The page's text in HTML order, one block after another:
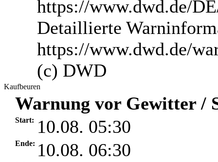
https://www.dwd.de/
Detaillierte
https://www.dwd.de/
(c) DWD
Kaufbeuren
Warnung vor Gewitter /
Start: 10.08. 05:30
Ende: 10.08. 06:30